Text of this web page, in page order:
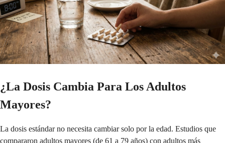
¿La Dosis Cambia Para Los Adultos
Mayores?
La dosis estándar no necesita cambiar solo por la edad. Estudios que
compararon adultos mayores (de 61 a 79 años) con adultos más